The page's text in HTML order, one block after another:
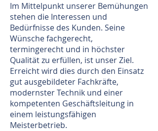
Im Mittelpunkt unserer Bemühungen
stehen die Interessen und
Bedürfnisse des Kunden. Seine
Wünsche fachgerecht,
termingerecht und in höchster
Qualität zu erfüllen, ist unser Ziel.
Erreicht wird dies durch den Einsatz
gut ausgebildeter Fachkräfte,
modernster Technik und einer
kompetenten Geschäftsleitung in
einem leistungsfähigen
Meisterbetrieb.